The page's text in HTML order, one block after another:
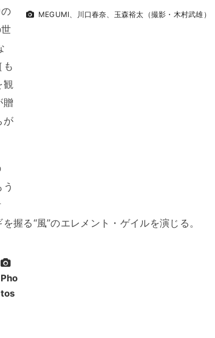
MEGUMI、川口春奈、玉森裕太（撮影・木村武雄）
も
観
贈
が
握る“風”のエレメント・ゲイルを演じる。
Pho
tos